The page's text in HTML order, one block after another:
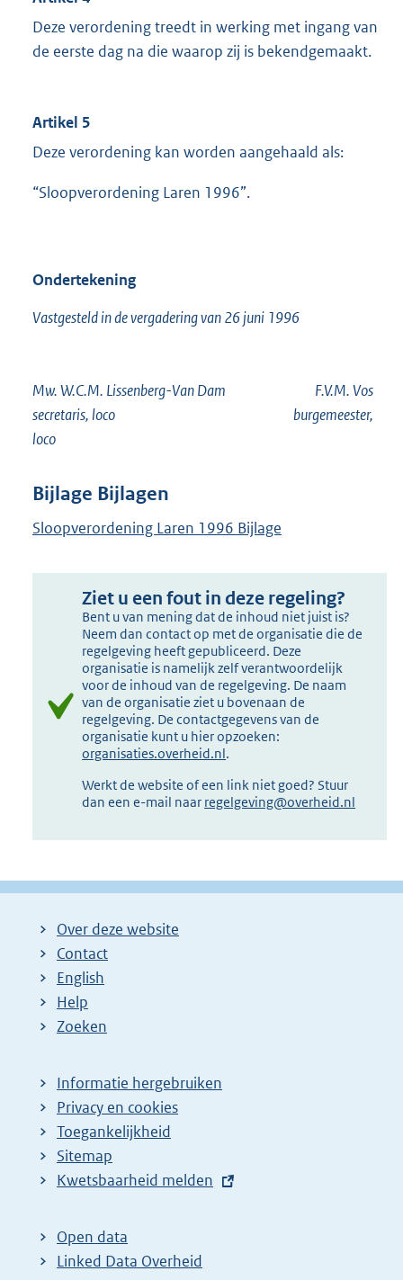
Deze verordening treedt in werking met ingang van
de eerste dag na die waarop zij is bekendgemaakt.
Artikel 5
Deze verordening kan worden aangehaald als:
“Sloopverordening Laren 1996”.
Ondertekening
Vastgesteld in de vergadering van 26 juni 1996
Mw. W.C.M. Lissenberg-Van Dam F.V.M. Vos
secretaris, loco burgemeester,
loco
Bijlage Bijlagen
Sloopverordening Laren 1996 Bijlage
Ziet u een fout in deze regeling?
Bent u van mening dat de inhoud niet juist is?
Neem dan contact op met de organisatie die de
regelgeving heeft gepubliceerd. Deze
organisatie is namelijk zelf verantwoordelijk
voor de inhoud van de regelgeving. De naam
van de organisatie ziet u bovenaan de
regelgeving. De contactgegevens van de
organisatie kunt u hier opzoeken:
organisaties.overheid.nl.
Werkt de website of een link niet goed? Stuur
dan een e-mail naar regelgeving@overheid.nl
Over deze website
Contact
English
Help
Zoeken
Informatie hergebruiken
Privacy en cookies
Toegankelijkheid
Sitemap
E
t
e
Kwetsbaarheid melden
Open data
Linked Data Overheid